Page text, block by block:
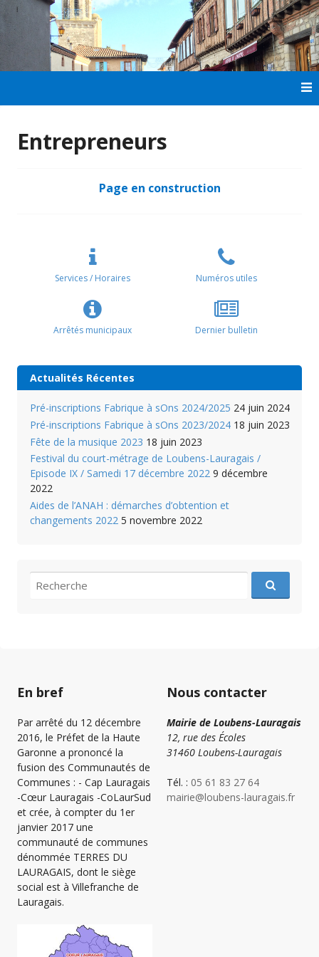
Entrepreneurs
Page en construction
Services / Horaires Numéros utiles
Arrêtés municipaux Dernier bulletin
Actualités Récentes
Pré-inscriptions Fabrique à sOns 2024/2025 24 juin 2024
Pré-inscriptions Fabrique à sOns 2023/2024 18 juin 2023
Fête de la musique 2023 18 juin 2023
Festival du court-métrage de Loubens-Lauragais /
Episode IX / Samedi 17 décembre 2022 9 décembre
2022
Aides de l’ANAH : démarches d’obtention et
changements 2022 5 novembre 2022
recherche
pour
En bref
Par arrêté du 12 décembre
2016, le Préfet de la Haute
Garonne a prononcé la
fusion des Communautés de
Communes : - Cap Lauragais
-Cœur Lauragais -CoLaurSud
et crée, à compter du 1er
janvier 2017 une
communauté de communes
dénommée TERRES DU
LAURAGAIS, dont le siège
social est à Villefranche de
Lauragais.
Nous contacter
Mairie de Loubens-Lauragais
12, rue des Écoles
31460 Loubens-Lauragais
Tél. : 05 61 83 27 64
mairie@loubens-lauragais.fr